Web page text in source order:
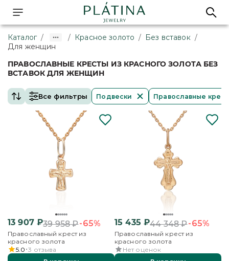
Каталог / / Красное золото / Без вставок /
Для женщин
ПРАВОСЛАВНЫЕ КРЕСТЫ ИЗ КРАСНОГО ЗОЛОТА БЕЗ
ВСТАВОК ДЛЯ ЖЕНЩИН
Все фильтры Подвески Православные
13 907₽39 958₽-65%
Православный крест из
красного золота
5.0 3 отзыва
15 435 ₽44 348₽-65%
Православный крест из
красного золота
Нет оценок